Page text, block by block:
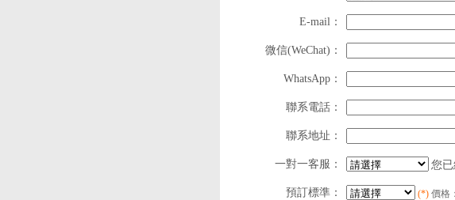
E-mail：
微信(WeChat)：
WhatsApp：
聯系電話：
聯系地址：
一對一客服： 您
預訂標準： (*) 價格